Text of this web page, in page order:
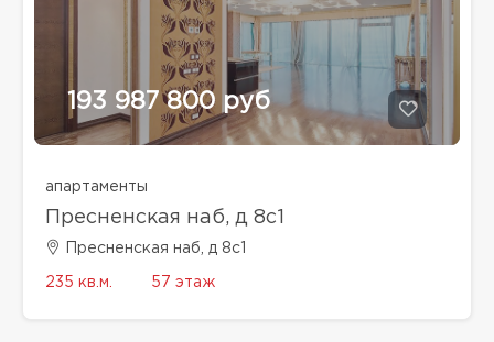
193 987 800 руб
апартаменты
Пресненская наб, д 8с1
Пресненская наб, д 8с1
235 кв.м. 57 этаж